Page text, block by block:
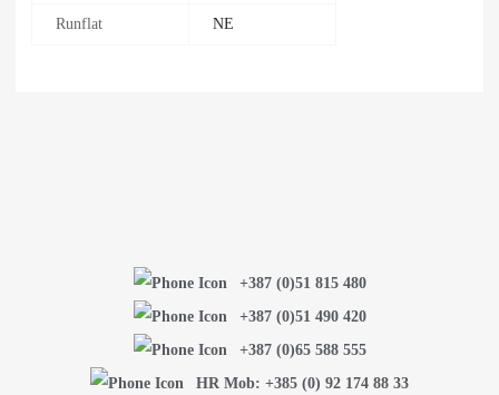
Runflat NE
+387 (0)51 815 480
+387 (0)51 490 420
+387 (0)65 588 555
HR Mob: +385 (0) 92 174 88 33